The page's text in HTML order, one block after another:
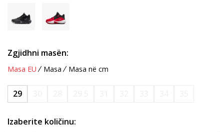
Zgjidhni masën:
Masa EU Masa Masa në cm
29
Izaberite količinu: